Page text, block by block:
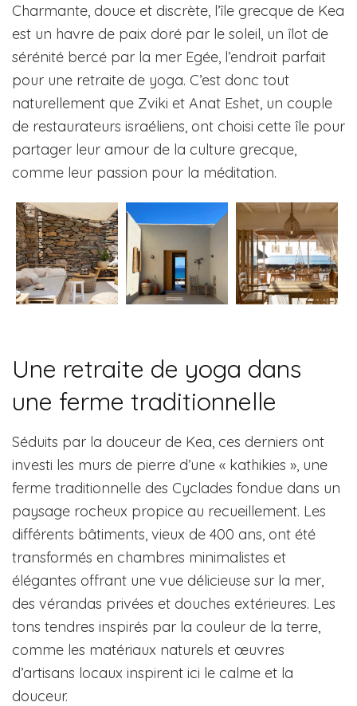
Charmante, douce et discrète, l’île grecque de Kea
est un havre de paix doré par le soleil, un îlot de
sérénité bercé par la mer Egée, l’endroit parfait
pour une retraite de yoga. C’est donc tout
naturellement que Zviki et Anat Eshet, un couple
de restaurateurs israéliens, ont choisi cette île pour
partager leur amour de la culture grecque,
comme leur passion pour la méditation.
Une retraite de yoga dans
une ferme traditionnelle
Séduits par la douceur de Kea, ces derniers ont
investi les murs de pierre d’une « kathikies », une
ferme traditionnelle des Cyclades fondue dans un
paysage rocheux propice au recueillement. Les
différents bâtiments, vieux de 400 ans, ont été
transformés en chambres minimalistes et
élégantes offrant une vue délicieuse sur la mer,
des vérandas privées et douches extérieures. Les
tons tendres inspirés par la couleur de la terre,
comme les matériaux naturels et œuvres
d’artisans locaux inspirent ici le calme et la
douceur.